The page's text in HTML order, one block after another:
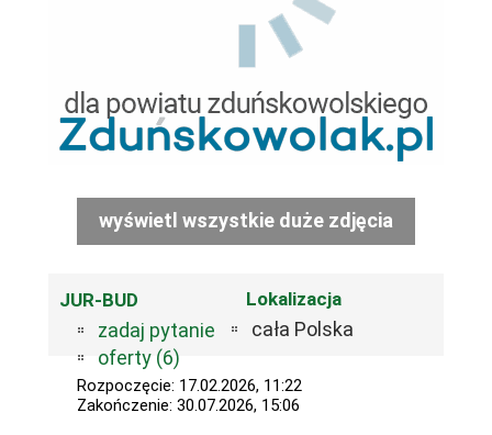
wyświetl wszystkie duże zdjęcia
JUR-BUD
zadaj pytanie
oferty (6)
Lokalizacja
cała Polska
Rozpoczęcie: 17.02.2026, 11:22
Zakończenie: 30.07.2026, 15:06